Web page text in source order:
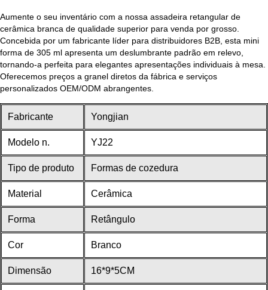
Aumente o seu inventário com a nossa assadeira retangular de
cerâmica branca de qualidade superior para venda por grosso.
Concebida por um fabricante líder para distribuidores B2B, esta mini
forma de 305 ml apresenta um deslumbrante padrão em relevo,
tornando-a perfeita para elegantes apresentações individuais à mesa.
Oferecemos preços a granel diretos da fábrica e serviços
personalizados OEM/ODM abrangentes.
Fabricante Yongjian
Modelo n. YJ22
Tipo de produto Formas de cozedura
Material Cerâmica
Forma Retângulo
Cor Branco
Dimensão 16*9*5CM